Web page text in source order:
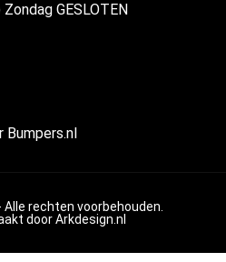
GESLOTEN
Bumpers.nl
Alle rechten voorbehouden.
doorArkdesign.nl